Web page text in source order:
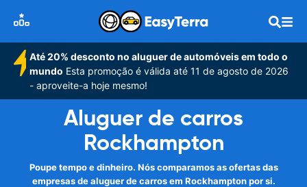
Até 20% desconto no aluguer de automóveis em todo o
mundo Esta promoção é válida até 11 de agosto de 2026
- aproveite-a hoje mesmo!
Aluguer de carros
Rockhampton
Poupe tempo e dinheiro. Nós comparamos as ofertas das
empresas de aluguer de carros em Rockhampton por si.